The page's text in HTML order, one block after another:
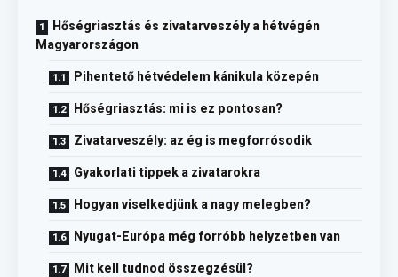
Hőségriasztás és zivatarveszély a hétvégén
Magyarországon
Pihentető hétvédelem kánikula közepén
Hőségriasztás: mi is ez pontosan?
Zivatarveszély: az ég is megforrósodik
Gyakorlati tippek a zivatarokra
Hogyan viselkedjünk a nagy melegben?
Nyugat-Európa még forróbb helyzetben van
Mit kell tudnod összegzésül?